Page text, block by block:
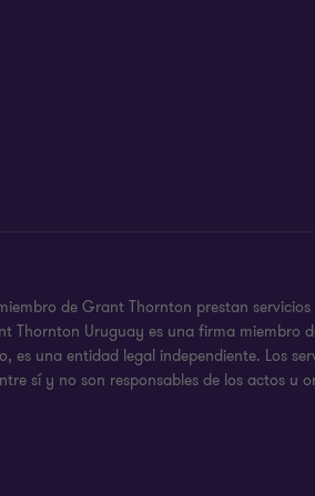
de Grant Thornton prestan servicios
Thornton Uruguay es una firma miembro
una entidad legal independiente. Los
sí y no son responsables de los actos u